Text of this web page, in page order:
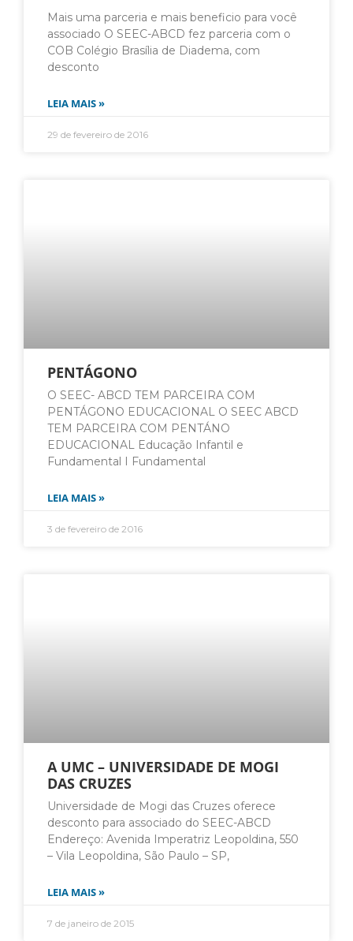
Mais uma parceria e mais beneficio para você
associado O SEEC-ABCD fez parceria com o
COB Colégio Brasília de Diadema, com
desconto
LEIA MAIS »
29 de fevereiro de 2016
PENTÁGONO
O SEEC- ABCD TEM PARCEIRA COM
PENTÁGONO EDUCACIONAL O SEEC ABCD
TEM PARCEIRA COM PENTÁNO
EDUCACIONAL Educação Infantil e
Fundamental I Fundamental
LEIA MAIS »
3 de fevereiro de 2016
A UMC – UNIVERSIDADE DE MOGI
DAS CRUZES
Universidade de Mogi das Cruzes oferece
desconto para associado do SEEC-ABCD
Endereço: Avenida Imperatriz Leopoldina, 550
– Vila Leopoldina, São Paulo – SP,
LEIA MAIS »
7 de janeiro de 2015